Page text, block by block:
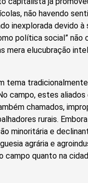
não havendo
inexplorada devido à
política social” não
mera elucubração
tema
campo, estes
chamados,
rurais.
minoritária e
agrária e
quanto na